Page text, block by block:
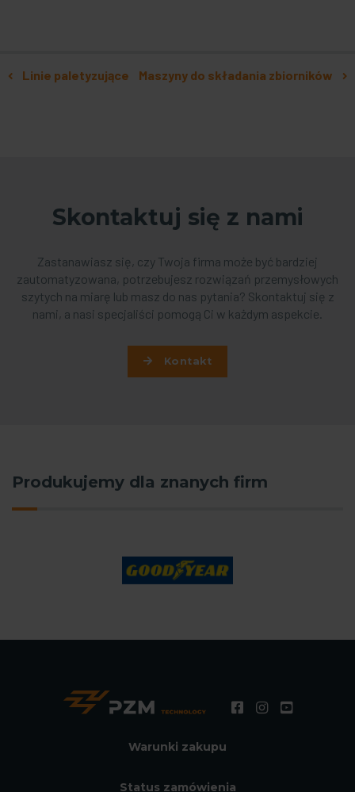
Linie paletyzujące Maszyny do składania zbiorników
Skontaktuj się z nami
Zastanawiasz się, czy Twoja firma może być bardziej
zautomatyzowana, potrzebujesz rozwiązań przemysłowych
szytych na miarę lub masz do nas pytania? Skontaktuj się z
nami, a nasi specjaliści pomogą Ci w każdym aspekcie.
Kontakt
Produkujemy dla znanych firm
Warunki zakupu
Status zamówienia